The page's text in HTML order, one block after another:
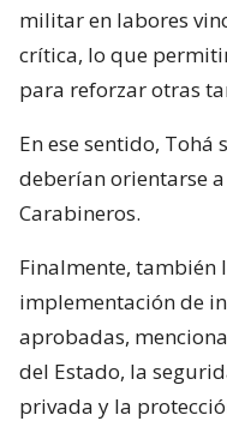
militar en labores
crítica, lo que
para reforzar otras
En ese sentido, Tohá
deberían orientarse
Carabineros.
Finalmente, también
implementación de
aprobadas,
del Estado, la
privada y la